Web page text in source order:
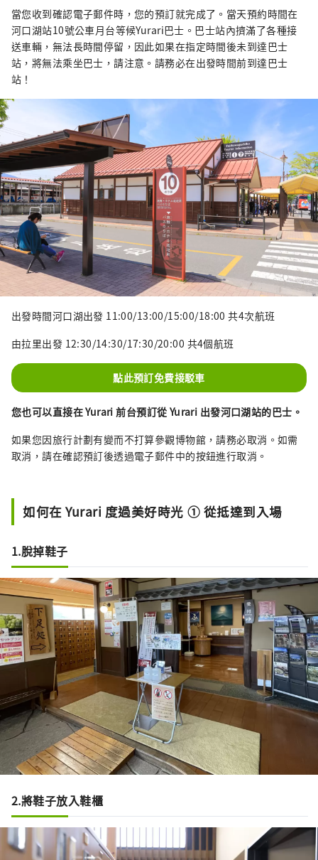
當您收到確認電子郵件時，您的預訂就完成了。當天預約時間在
河口湖站10號公車月台等候Yurari巴士。巴士站內擠滿了各種接
送車輛，無法長時間停留，因此如果在指定時間後未到達巴士
站，將無法乘坐巴士，請注意。請務必在出發時間前到達巴士
站！
出發時間河口湖出發 11:00/13:00/15:00/18:00 共4次航班
由拉里出發 12:30/14:30/17:30/20:00 共4個航班
點此預訂免費接駁車
您也可以直接在 Yurari 前台預訂從 Yurari 出發河口湖站的巴士。
如果您因旅行計劃有變而不打算參觀博物館，請務必取消。如需
取消，請在確認預訂後透過電子郵件中的按鈕進行取消。
如何在 Yurari 度過美好時光 ① 從抵達到入場
1.脫掉鞋子
2.將鞋子放入鞋櫃